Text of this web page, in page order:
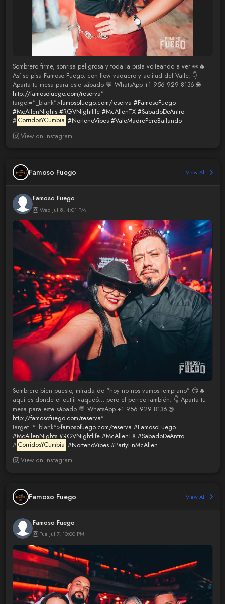
Sombrero firme, sonrisa peligrosa y toda la pista volteando a ver 👀🔥
Así se pisa Famoso Fuego, con flow vaquero y actitud del Valle. 👇
Aparta tu mesa para este sábado 💬 WhatsApp +1 956 929 8136 🌐
http://famosofuego.com/reserva"
target="_blank">famosofuego.com/reserva #FamosoFuego
#McAllenNights #RGVNightlife #McAllenTX #SabadoDeAntro
# CorridosYCumbia #NortenoVibes #ValeMadrePeroBailando
View on Instagram
Famoso Fuego View All
Famoso Fuego
Wed Jul 8, 4:01 PM
Sombrero bien puesto, mirada de “hoy no nos vamos temprano” 😏🔥
aquí es donde el outfit vaqueó… pero el perreo también. 👇 Aparta tu
mesa para este sábado 💬 WhatsApp +1 956 929 8136 🌐
http://famosofuego.com/reserva"
target="_blank">famosofuego.com/reserva #FamosoFuego
#McAllenNights #RGVNightlife #McAllenTX #SabadoDeAntro
# CorridosYCumbia #NortenoVibes #PartyEnMcAllen
View on Instagram
Famoso Fuego View All
Famoso Fuego
Tue Jul 7, 10:00 PM